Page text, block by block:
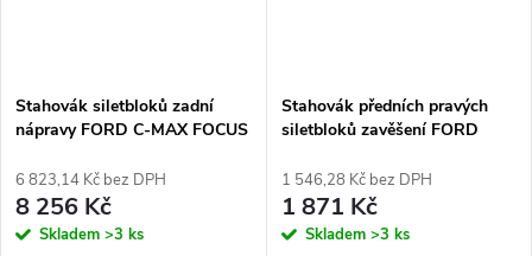
Stahovák siletbloků zadní
nápravy FORD C-MAX FOCUS
S80 V70
6 823,14 Kč bez DPH
8 256 Kč
Skladem >3 ks
Stahovák předních pravých
siletbloků zavěšení FORD
1 546,28 Kč bez DPH
1 871 Kč
Skladem >3 ks